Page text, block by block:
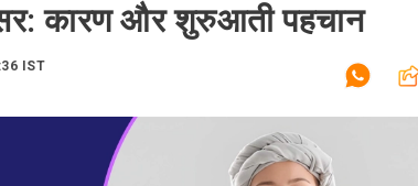
कारण और शुरुआती पहचान
IST